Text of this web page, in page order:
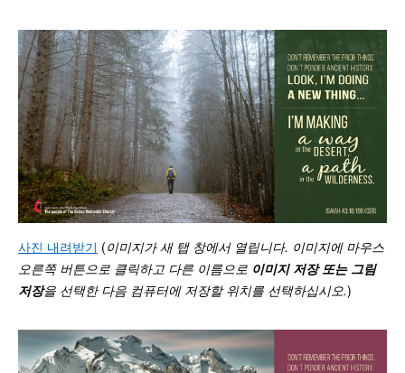
사진 내려받기 (이미지가 새 탭 창에서 열립니다. 이미지에 마우스
오른쪽 버튼으로 클릭하고 다른 이름으로 이미지 저장 또는 그림
저장을 선택한 다음 컴퓨터에 저장할 위치를 선택하십시오.)